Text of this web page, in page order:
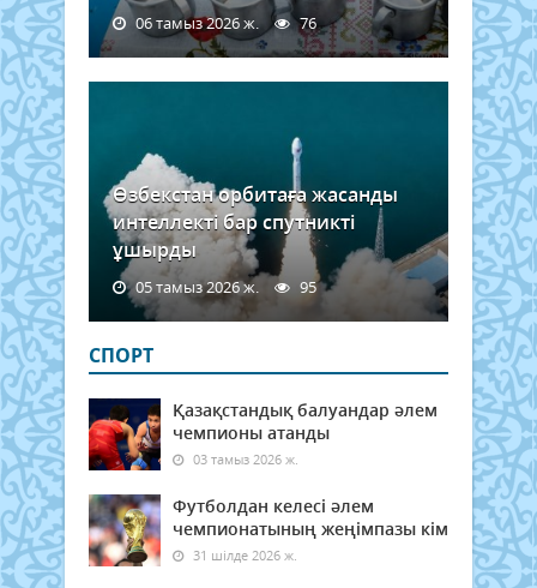
06 тамыз 2026 ж. 76
Өзбекстан орбитаға жасанды
интеллекті бар спутникті
ұшырды
05 тамыз 2026 ж. 95
СПОРТ
Қазақстандық балуандар әлем
чемпионы атанды
03 тамыз 2026 ж.
Футболдан келесі әлем
чемпионатының жеңімпазы кім
31 шілде 2026 ж.